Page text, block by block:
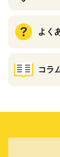
よく
コラ